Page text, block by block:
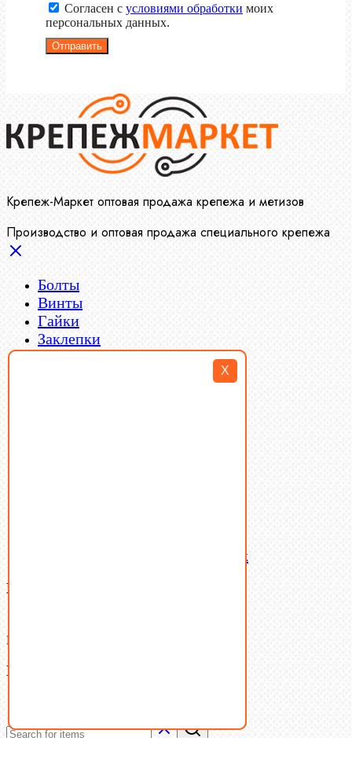
X
Согласен с условиями обработки моих
персональных данных.
Отправить
Крепеж-Маркет оптовая продажа крепежа и метизов
Производство и оптовая продажа специального крепежа
Болты
Винты
Гайки
Заклепки
Пресс-масленки
Латунный и бронзовый крепеж
Ваша корзина
В корзине нет товаров.
Поиск